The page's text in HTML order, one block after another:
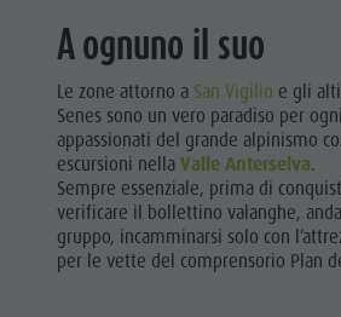
A ognuno il suo
Le zone attorno a San Vigilio e gli
Senes sono un vero paradiso per
appassionati del grande alpinismo
escursioni nellaValle Anterselva.
Sempre essenziale, prima di
verificare il bollettino valanghe,
gruppo, incamminarsi solo con
per le vette del comprensorio Plan